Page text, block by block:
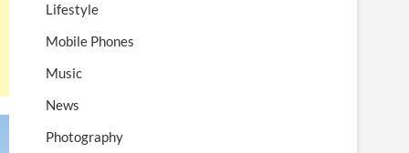
Lifestyle
Mobile Phones
Music
News
Photography